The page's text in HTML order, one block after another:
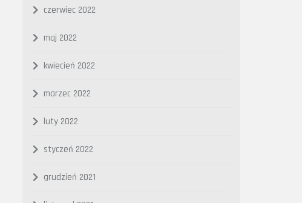
czerwiec 2022
maj 2022
kwiecień 2022
marzec 2022
luty 2022
styczeń 2022
grudzień 2021